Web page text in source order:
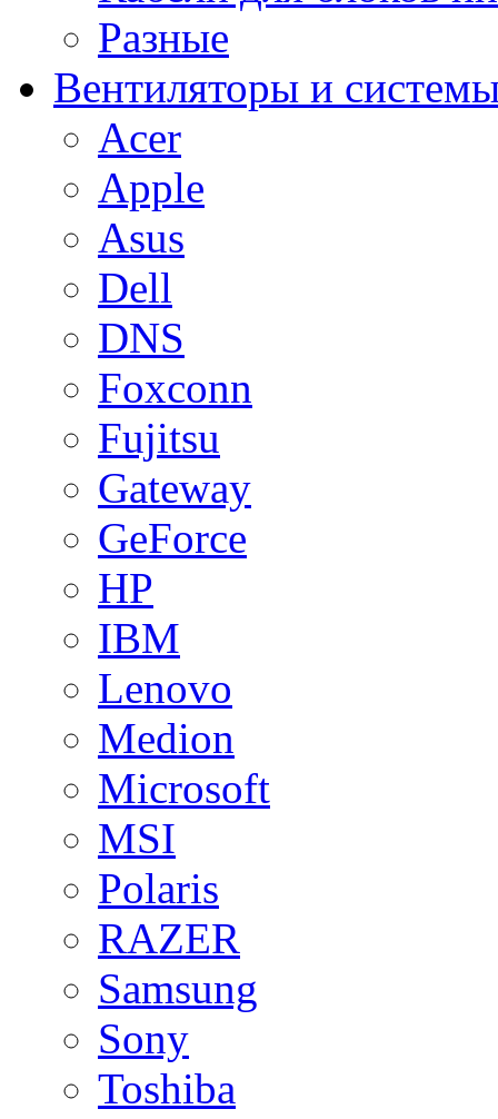
Разные
Вентиляторы и
Acer
Apple
Asus
Dell
DNS
Foxconn
Fujitsu
Gateway
GeForce
HP
IBM
Lenovo
Medion
Microsoft
MSI
Polaris
RAZER
Samsung
Sony
Toshiba